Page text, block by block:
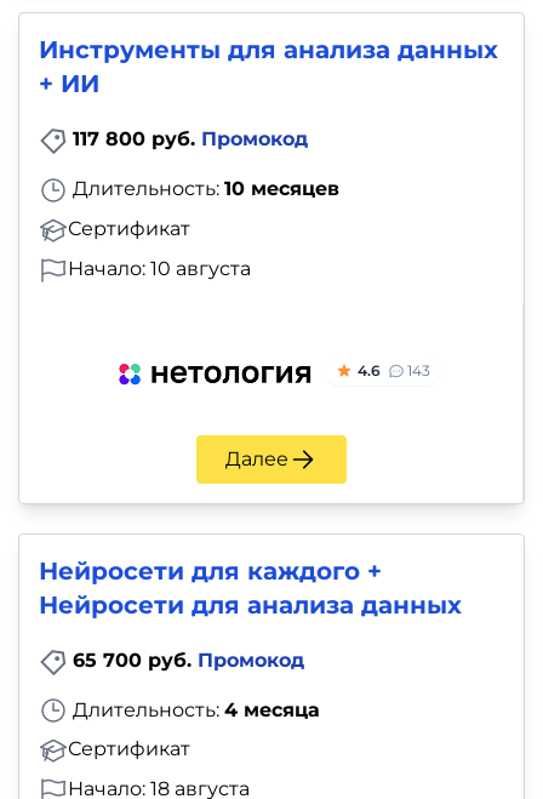
Инструменты для анализа данных
+ ИИ
117 800 руб. Промокод
Длительность: 10 месяцев
Сертификат
Начало: 10 августа
4.6 143
Далее
Нейросети для каждого +
Нейросети для анализа данных
65 700 руб. Промокод
Длительность: 4 месяца
Сертификат
Начало: 18 августа